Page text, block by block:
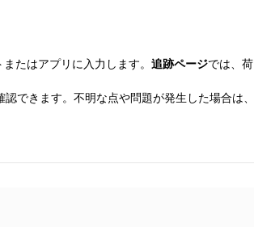
たはアプリに入力します。 追跡ページでは、荷
できます。不明な点や問題が発生した場合は、